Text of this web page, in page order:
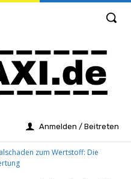
Anmelden / Beitreten
zum Wertstoff: Die